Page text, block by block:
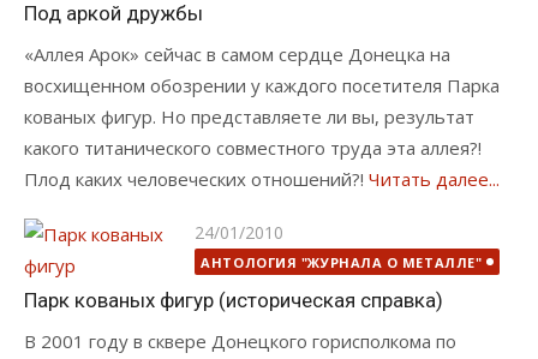
Под аркой дружбы
«Аллея Арок» сейчас в самом сердце Донецка на
восхищенном обозрении у каждого посетителя Парка
кованых фигур. Но представляете ли вы, результат
какого титанического совместного труда эта аллея?!
Плод каких человеческих отношений?! Читать далее...
Опубликовано
24/01/2010
АНТОЛОГИЯ "ЖУРНАЛА О МЕТАЛЛЕ"
Парк кованых фигур (историческая справка)
В 2001 году в сквере Донецкого горисполкома по